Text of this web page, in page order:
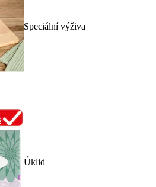
Speciální výživa
Úklid